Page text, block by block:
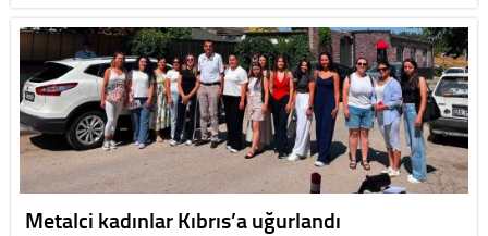
Metalci kadınlar Kıbrıs’a uğurlandı